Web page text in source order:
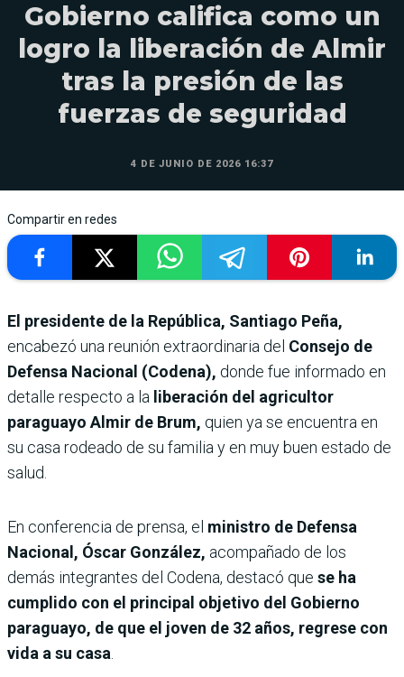
Gobierno califica como un
logro la liberación de Almir
tras la presión de las
fuerzas de seguridad
4 DE JUNIO DE 2026 16:37
Compartir en redes
El presidente de la República, Santiago Peña,
encabezó una reunión extraordinaria del Consejo de
Defensa Nacional (Codena), donde fue informado en
detalle respecto a la liberación del agricultor
paraguayo Almir de Brum, quien ya se encuentra en
su casa rodeado de su familia y en muy buen estado de
salud.
En conferencia de prensa, el ministro de Defensa
Nacional, Óscar González, acompañado de los
demás integrantes del Codena, destacó que se ha
cumplido con el principal objetivo del Gobierno
paraguayo, de que el joven de 32 años, regrese con
vida a su casa.